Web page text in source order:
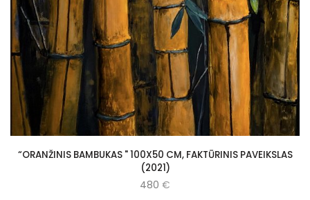
“ORANŽINIS BAMBUKAS " 100X50 CM, FAKTŪRINIS PAVEIKSLAS
(2021)
480 €